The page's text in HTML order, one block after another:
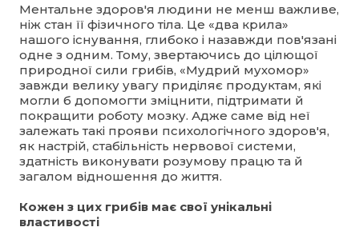
Ментальне здоров'я людини не менш важливе,
ніж стан її фізичного тіла. Це «два крила»
нашого існування, глибоко і назавжди пов'язані
одне з одним. Тому, звертаючись до цілющої
природної сили грибів, «Мудрий мухомор»
завжди велику увагу приділяє продуктам, які
могли б допомогти зміцнити, підтримати й
покращити роботу мозку. Адже саме від неї
залежать такі прояви психологічного здоров'я,
як настрій, стабільність нервової системи,
здатність виконувати розумову працю та й
загалом відношення до життя.
Кожен з цих грибів має свої унікальні
властивості